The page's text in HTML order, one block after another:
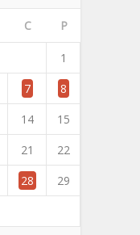
C P
1
7
8
14
15
21
22
28
29